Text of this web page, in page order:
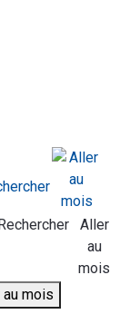
Aller
au
mois
mois